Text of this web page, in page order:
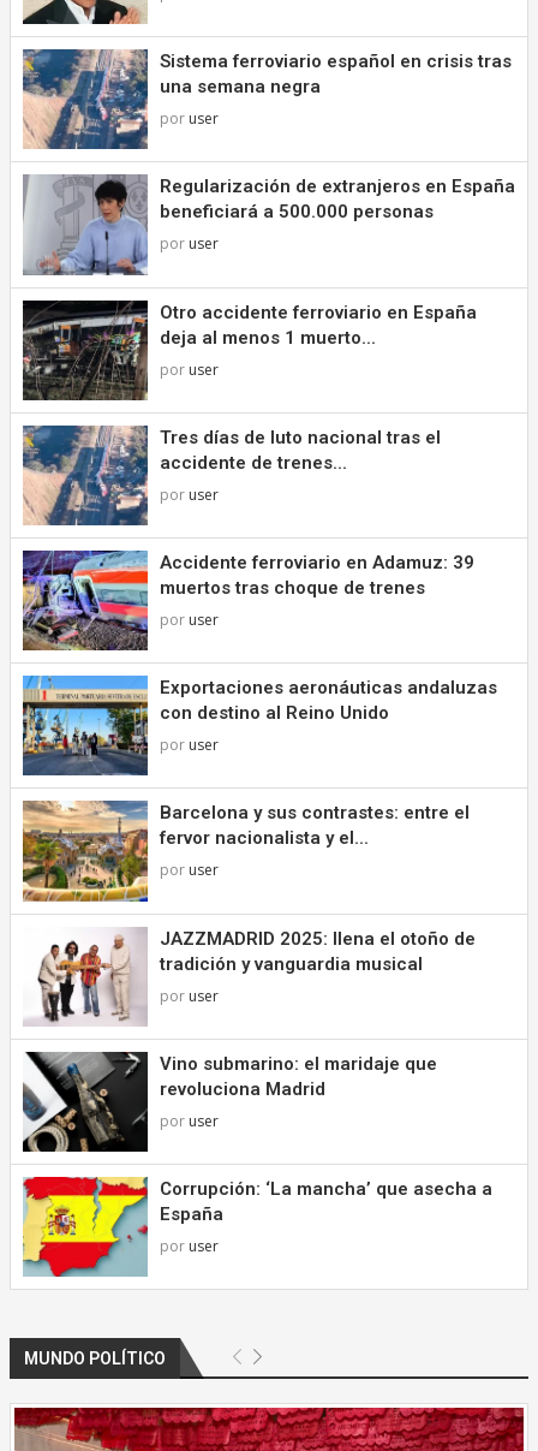
Sistema ferroviario español en crisis tras
una semana negra
por user
Regularización de extranjeros en España
beneficiará a 500.000 personas
por user
Otro accidente ferroviario en España
deja al menos 1 muerto...
por user
Tres días de luto nacional tras el
accidente de trenes...
por user
Accidente ferroviario en Adamuz: 39
muertos tras choque de trenes
por user
Exportaciones aeronáuticas andaluzas
con destino al Reino Unido
por user
Barcelona y sus contrastes: entre el
fervor nacionalista y el...
por user
JAZZMADRID 2025: llena el otoño de
tradición y vanguardia musical
por user
Vino submarino: el maridaje que
revoluciona Madrid
por user
Corrupción: ‘La mancha’ que asecha a
España
por user
MUNDO POLÍTICO